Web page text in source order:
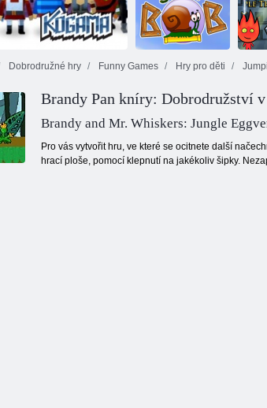
Spiral Jump 3d
Adam a Eva:
Adam, duch
Snail Bob 1
Dobrodružné hry Funny Games Hry pro děti
Brandy Pan kníry: Dobrodružství
Brandy and Mr. Whiskers: Jungle
Pro vás vytvořit hru, ve které se ocitnete další
hrací ploše, pomocí klepnutí na jakékoliv šipky.